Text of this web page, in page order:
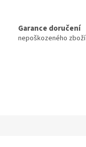
Garance doručení
nepoškozeného zboží